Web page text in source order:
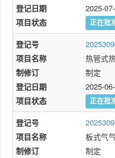
登记日期
2025-
项目状态
正在批
登记号
项目名称
热管式
制修订
制定
登记日期
2025-
项目状态
正在批
登记号
项目名称
板式气
制修订
制定